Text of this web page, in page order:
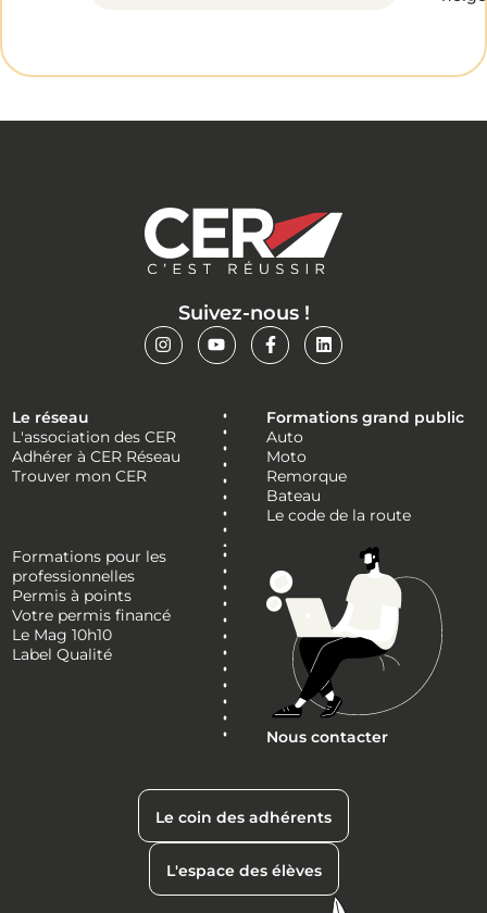
Suivez-nous !
Le réseau
L'association des CER
Adhérer à CER Réseau
Trouver mon CER
Formations grand public
Auto
Moto
Remorque
Bateau
Le code de la route
Formations pour les
professionnelles
Permis à points
Votre permis financé
Le Mag 10h10
Label Qualité
Nous contacter
Le coin des adhérents
L'espace des élèves